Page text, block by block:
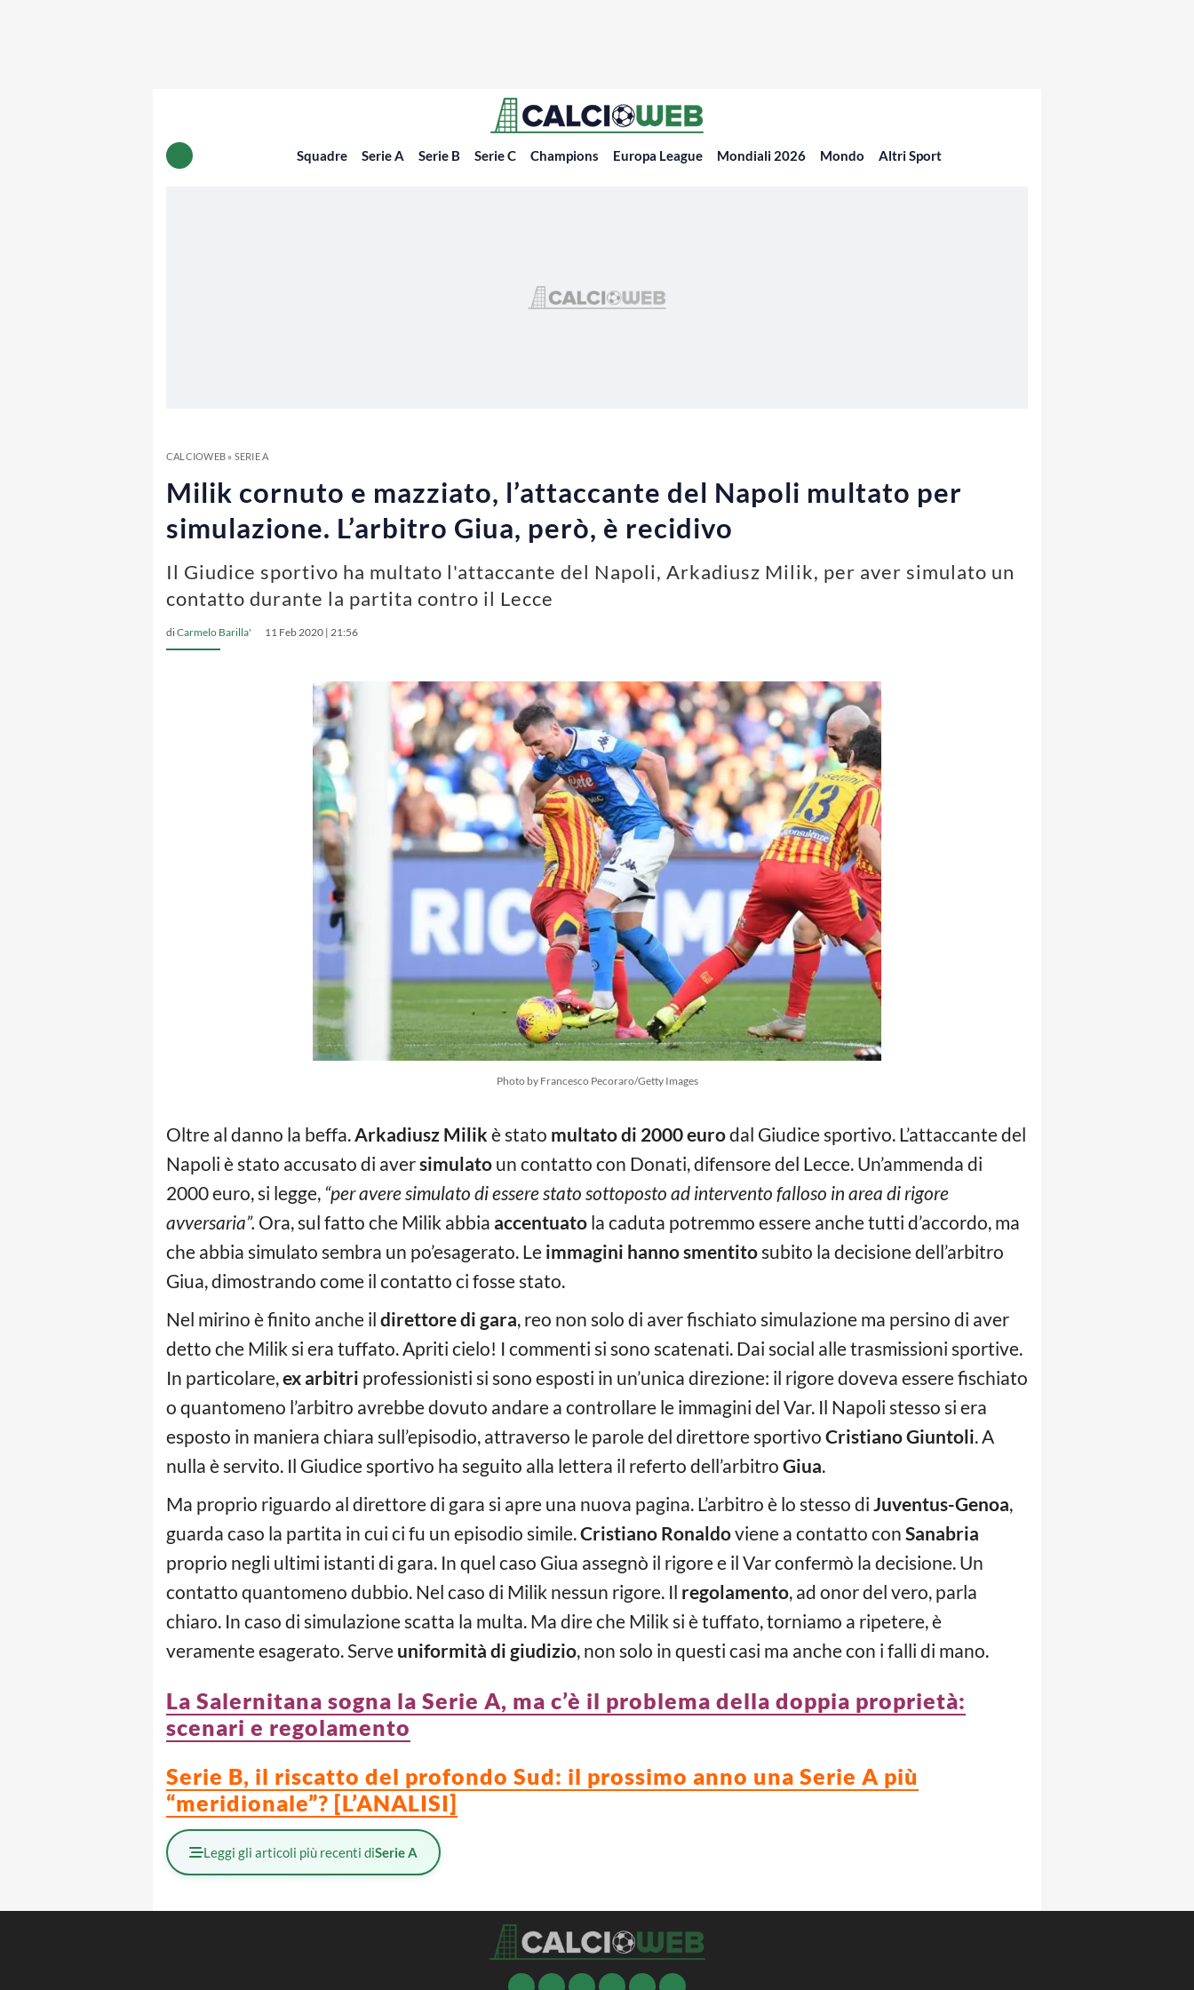
Squadre Serie A Serie B Serie C Champions Europa League Mondiali 2026 Mondo Altri Sport
CALCIOWEB» SERIE A
Milik cornuto e mazziato, l’attaccante del Napoli multato per
simulazione. L’arbitro Giua, però, è recidivo
Il Giudice sportivo ha multato l'attaccante del Napoli, Arkadiusz Milik, per aver simulato un
contatto durante la partita contro il Lecce
diCarmelo Barilla' 11 Feb 2020 | 21:56
Photo by Francesco Pecoraro/Getty Images
Oltre al danno la beffa.Arkadiusz Milik è stato multato di 2000 eurodal Giudice sportivo. L’attaccante del
Napoli è stato accusato di aversimulato un contatto con Donati, difensore del Lecce. Un’ammenda di
2000 euro, si legge, “per avere simulato di essere stato sottoposto ad intervento falloso in area di rigore
avversaria”. Ora, sul fatto che Milik abbia accentuato la caduta potremmo essere anche tutti d’accordo, ma
che abbia simulato sembra un po’esagerato. Le immagini hanno smentitosubito la decisione dell’arbitro
Giua, dimostrando come il contatto ci fosse stato.
Nel mirino è finito anche il direttore di gara, reo non solo di aver fischiato simulazione ma persino di aver
detto che Milik si era tuffato. Apriti cielo! I commenti si sono scatenati. Dai social alle trasmissioni sportive.
In particolare,ex arbitri professionisti si sono esposti in un’unica direzione: il rigore doveva essere fischiato
o quantomeno l’arbitro avrebbe dovuto andare a controllare le immagini del Var. Il Napoli stesso si era
esposto in maniera chiara sull’episodio, attraverso le parole del direttore sportivo Cristiano Giuntoli. A
nulla è servito. Il Giudice sportivo ha seguito alla lettera il referto dell’arbitro Giua.
Ma proprio riguardo al direttore di gara si apre una nuova pagina. L’arbitro è lo stesso di Juventus-Genoa,
guarda caso la partita in cui ci fu un episodio simile.Cristiano Ronaldoviene a contatto con Sanabria
proprio negli ultimi istanti di gara. In quel caso Giua assegnò il rigore e il Var confermò la decisione. Un
contatto quantomeno dubbio. Nel caso di Milik nessun rigore. Il regolamento, ad onor del vero, parla
chiaro. In caso di simulazione scatta la multa. Ma dire che Milik si è tuffato, torniamo a ripetere, è
veramente esagerato. Serve uniformità di giudizio, non solo in questi casi ma anche con i falli di mano.
La Salernitana sogna la Serie A, ma c’è il problema della doppia proprietà:
scenari e regolamento
Serie B, il riscatto del profondo Sud: il prossimo anno una Serie A più
“meridionale”? [L’ANALISI]
Leggi gli articoli più recenti diSerie A